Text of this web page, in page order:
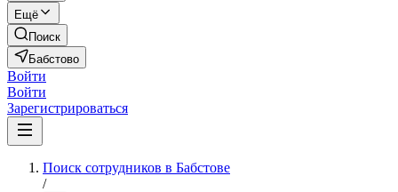
Ещё
Поиск
Бабстово
Войти
Войти
Зарегистрироваться
Поиск сотрудников в Бабстове
/